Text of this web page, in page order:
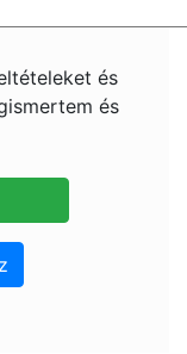
és
és